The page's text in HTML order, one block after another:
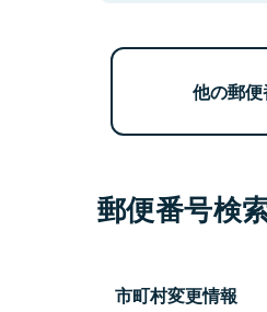
他の郵
郵便番号検
市町村変更情報